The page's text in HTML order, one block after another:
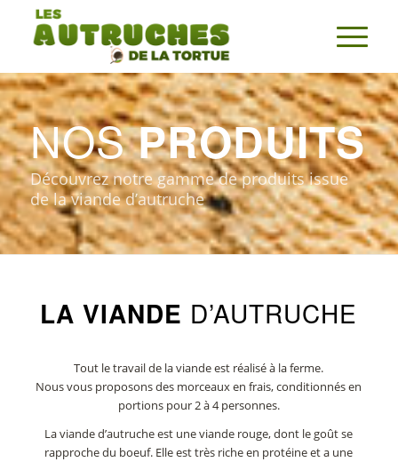
NOSPRODUITS
Découvrez notre gamme de produits issue
de la viande d’autruche
LA VIANDE D’AUTRUCHE
Tout le travail de la viande est réalisé à la ferme.
Nous vous proposons des morceaux en frais, conditionnés en
portions pour 2 à 4 personnes.
La viande d’autruche est une viande rouge, dont le goût se
rapproche du boeuf. Elle est très riche en protéine et a une